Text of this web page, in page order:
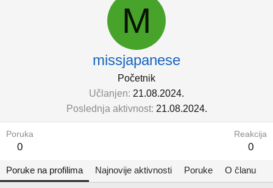
M
missjapanese
Početnik
Učlanjen 21.08.2024.
Poslednja aktivnost 21.08.2024.
Poruka
0
Reakcija
0
Poruke na profilima Najnovije aktivnosti Poruke O članu